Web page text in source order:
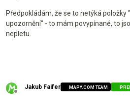
Předpokládám, že se to netýká položky
upozornění" - to mám povypínané, to
nepletu.
Jakub Faifer MAPY.COM TEAM